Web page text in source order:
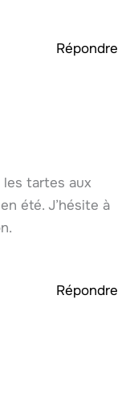
Répondre
les tartes aux
été. J’hésite à
Répondre